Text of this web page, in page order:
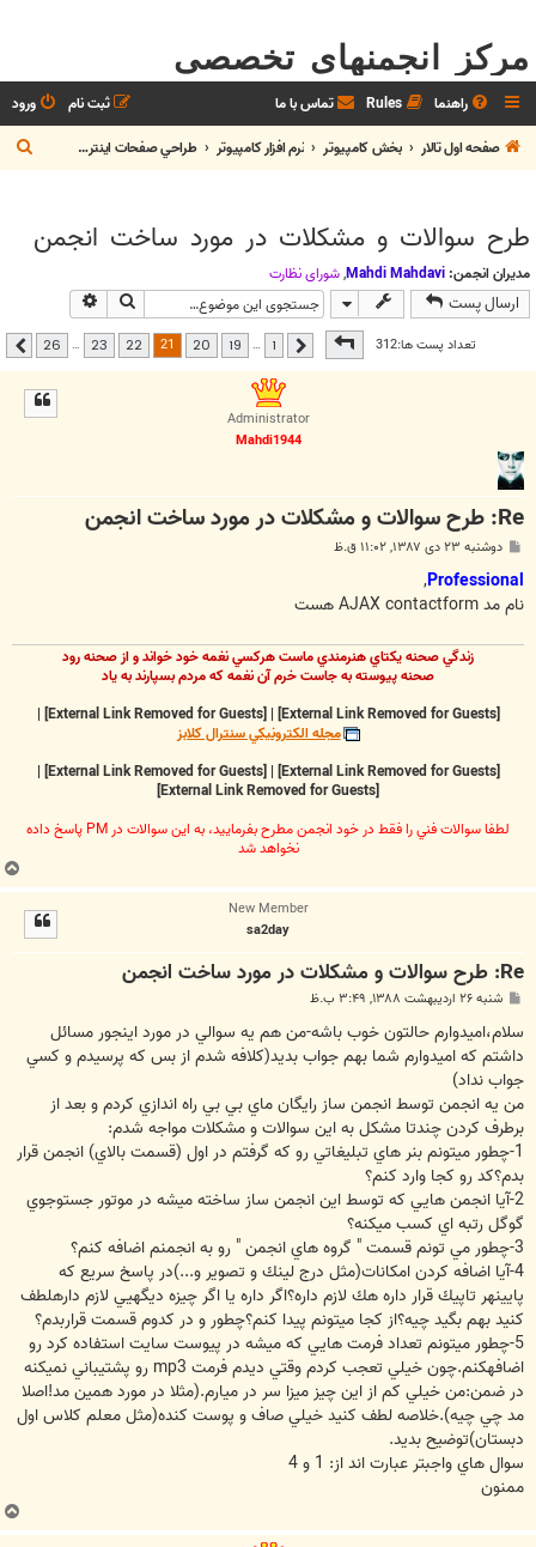
مرکز انجمنهای تخصصی
راهنما Rules تماس با ما ورود
ثبت نام
صفحه اول تالار
بخش كامپيوتر نرم افزار كامپيوتر طراحي صفحات اينترنتي
ج
س
طرح سوالات و مشکلات در مورد ساخت انجمن
مدیران انجمن: Mahdi Mahdavi
,شوراي نظارت
ارسال پست جستجو
تعداد پست ها:312صفحه21 از26 قبلی …
19
20
21
22
23
…
26 بعدی
Administrator
Mahdi1944
Re: طرح سوالات و مشکلات در مورد ساخت انجمن
پ
ت
دوشنبه ۲۳ دی ۱۳۸۷, ۱۱:۰۲ ق.ظ
Professional
,
نام مد AJAX contactform هست
زندگي صحنه يکتاي هنرمندي ماست هرکسي نغمه خود خواند و از صحنه رود
صحنه پيوسته به جاست خرم آن نغمه که مردم بسپارند به ياد
|
|
مجله الکترونيکي سنترال کلابز
|
|
لطفا سوالات فني را فقط در خود انجمن مطرح بفرماييد، به اين سوالات در PM پاسخ داده
نخواهد شد
ب
ا
New Member
sa2day
Re: طرح سوالات و مشکلات در مورد ساخت انجمن
پ
ت
شنبه ۲۶ اردیبهشت ۱۳۸۸, ۳:۴۹ ب.ظ
سلام،اميدوارم حالتون خوب باشه-من هم يه سوالي در مورد اينجور مسائل
داشتم كه اميدوارم شما بهم جواب بديد(كلافه شدم از بس كه پرسيدم و كسي
جواب نداد)
من يه انجمن توسط انجمن ساز رايگان ماي بي بي راه اندازي كردم و بعد از
برطرف كردن چندتا مشكل به اين سوالات و مشكلات مواجه شدم:
1-چطور ميتونم بنر هاي تبليغاتي رو كه گرفتم در اول‌ (قسمت بالاي) انجمن قرار
بدم؟كد رو كجا وارد كنم؟
2-آيا انجمن هايي كه توسط اين انجمن ساز ساخته ميشه در موتور جستوجوي
گوگل رتبه اي كسب ميكنه؟
3-چطور مي تونم قسمت " گروه هاي انجمن " رو به انجمنم اضافه كنم؟
4-آيا اضافه كردن امكانات(مثل درج لينك و تصوير و...)در پاسخ سريع كه
پايينهر تاپيك قرار داره هك لازم داره؟اگر داره يا اگر چيزه ديگهيي لازم دارهلطف
كنيد بهم بگيد چيه؟از كجا ميتونم پيدا كنم؟چطور و در كدوم قسمت قراربدم؟
5-چطور ميتونم تعداد فرمت هايي كه ميشه در پيوست سايت استفاده كرد رو
اضافهكنم.چون خيلي تعجب كردم وقتي ديدم فرمت mp3 رو پشتيباني نميكنه
در ضمن:من خيلي كم از اين چيز ميزا سر در ميارم.(مثلا در مورد همين مد!اصلا
مد چي چيه).خلاصه لطف كنيد خيلي صاف و پوست كنده(مثل معلم كلاس اول
دبستان)توضيح بديد.
سوال هاي واجبتر عبارت اند از: 1 و 4
ممنون
ب
ا